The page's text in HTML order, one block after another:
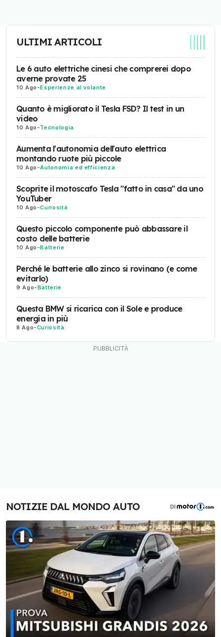
ULTIMI ARTICOLI
Le 6 auto elettriche cinesi che comprerei dopo
averne provate 25
10 Ago -Esperienze al volante
Quanto è migliorato il Tesla FSD? Il test in un
video
10 Ago -Tecnologia
Aumenta l'autonomia dell'auto elettrica
montando ruote più piccole
10 Ago -Autonomia ed efficienza
Scoprite il motoscafo Tesla "fatto in casa" da uno
YouTuber
10 Ago -Curiosità
Questo piccolo componente può abbassare il
costo delle batterie
10 Ago -Batterie
Perché le batterie allo zinco si rovinano (e come
evitarlo)
9 Ago-Batterie
Questa BMW si ricarica con il Sole e produce
energia in più
8 Ago-Curiosità
NOTIZIE DAL MONDO AUTO DI